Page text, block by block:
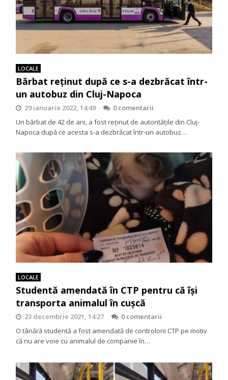
LOCALE
Bărbat reținut după ce s-a dezbrăcat într-
un autobuz din Cluj-Napoca
29 ianuarie 2022, 14:49
0 comentarii
Un bărbat de 42 de ani, a fost reținut de autoritățile din Cluj-
Napoca după ce acesta s-a dezbrăcat într-un autobuz…
LOCALE
Studentă amendată în CTP pentru că își
transporta animalul în cușcă
23 decembrie 2021, 14:27
0 comentarii
O tânără studentă a fost amendată de controlorii CTP pe motiv
că nu are voie cu animalul de companie în…